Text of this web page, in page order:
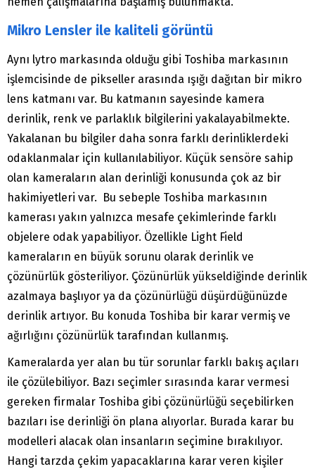
Mikro Lensler ile kaliteli görüntü
Aynı lytro markasında olduğu gibi Toshiba markasının
işlemcisinde de pikseller arasında ışığı dağıtan bir mikro
lens katmanı var. Bu katmanın sayesinde kamera
derinlik, renk ve parlaklık bilgilerini yakalayabilmekte.
Yakalanan bu bilgiler daha sonra farklı derinliklerdeki
odaklanmalar için kullanılabiliyor. Küçük sensöre sahip
olan kameraların alan derinliği konusunda çok az bir
hakimiyetleri var. Bu sebeple Toshiba markasının
kamerası yakın yalnızca mesafe çekimlerinde farklı
objelere odak yapabiliyor. Özellikle Light Field
kameraların en büyük sorunu olarak derinlik ve
çözünürlük gösteriliyor. Çözünürlük yükseldiğinde derinlik
azalmaya başlıyor ya da çözünürlüğü düşürdüğünüzde
derinlik artıyor. Bu konuda Toshiba bir karar vermiş ve
ağırlığını çözünürlük tarafından kullanmış.
Kameralarda yer alan bu tür sorunlar farklı bakış açıları
ile çözülebiliyor. Bazı seçimler sırasında karar vermesi
gereken firmalar Toshiba gibi çözünürlüğü seçebilirken
bazıları ise derinliği ön plana alıyorlar. Burada karar bu
modelleri alacak olan insanların seçimine bırakılıyor.
Hangi tarzda çekim yapacaklarına karar veren kişiler